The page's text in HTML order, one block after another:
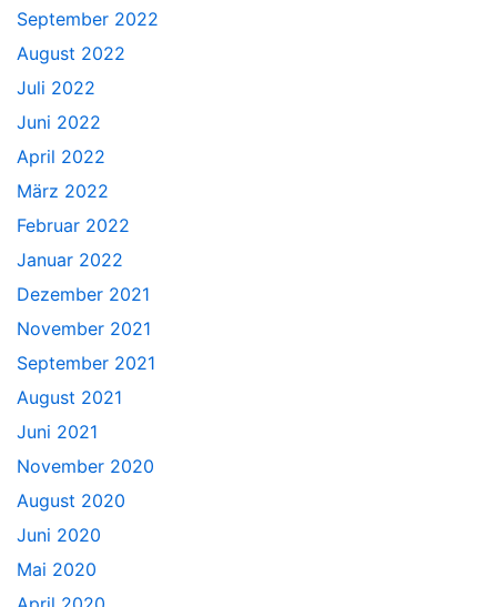
September 2022
August 2022
Juli 2022
Juni 2022
April 2022
März 2022
Februar 2022
Januar 2022
Dezember 2021
November 2021
September 2021
August 2021
Juni 2021
November 2020
August 2020
Juni 2020
Mai 2020